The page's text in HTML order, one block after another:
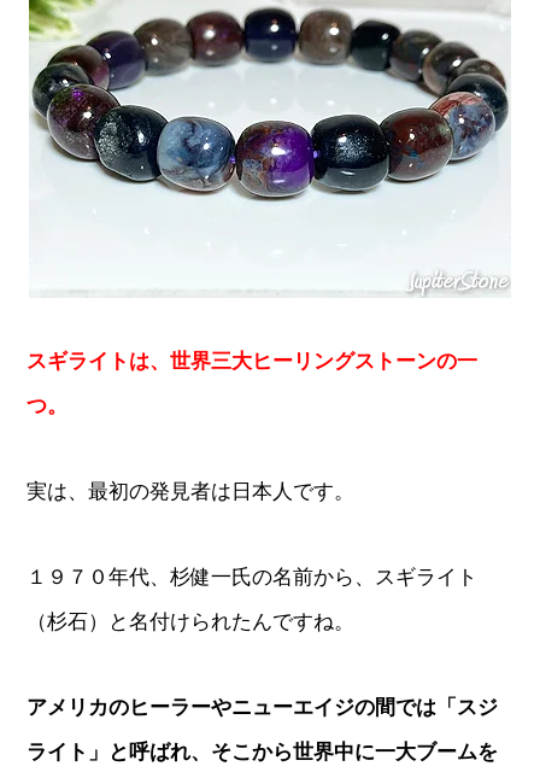
スギライトは、世界三大ヒーリングストーンの一
つ。
実は、最初の発見者は日本人です。
１９７０年代、杉健一氏の名前から、スギライト
（杉石）と名付けられたんですね。
アメリカのヒーラーやニューエイジの間では「スジ
ライト」と呼ばれ、そこから世界中に一大ブームを